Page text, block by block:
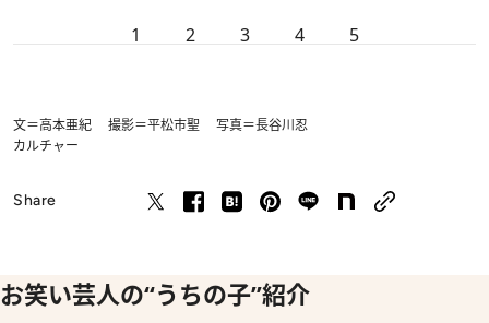
1 2 3 4 5
文＝高本亜紀 撮影＝平松市聖 写真＝長谷川忍
カルチャー
Share
お笑い芸人の“うちの子”紹介